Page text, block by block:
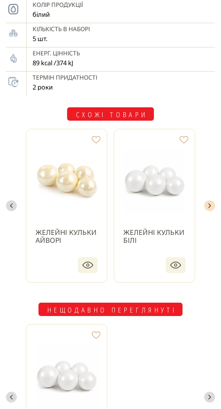
КОЛІР ПРОДУКЦІЇ
білий
КІЛЬКІСТЬ В НАБОРІ
5 шт.
ЕНЕРГ. ЦІННІСТЬ
89 kcal /374 kJ
ТЕРМІН ПРИДАТНОСТІ
2 роки
СХОЖІ ТОВАРИ
ЖЕЛЕЙНІ КУЛЬКИ
АЙВОРІ
ЖЕЛЕЙНІ КУЛЬКИ
БІЛІ
НЕЩОДАВНО ПЕРЕГЛЯНУТІ